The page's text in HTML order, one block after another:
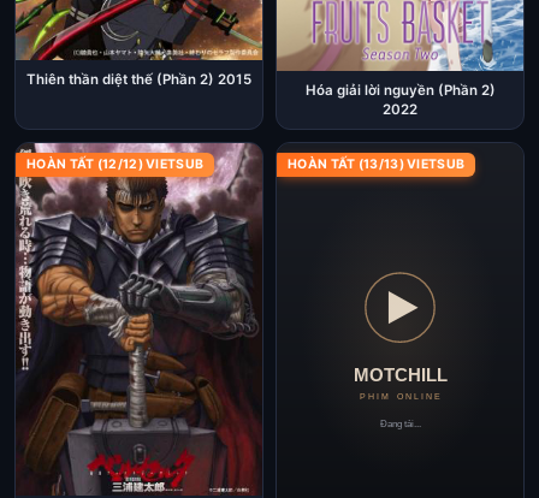
Thiên thần diệt thế (Phần 2) 2015
Hóa giải lời nguyền (Phần 2)
2022
HOÀN TẤT (12/12) VIETSUB HOÀN TẤT (13/13) VIETSUB